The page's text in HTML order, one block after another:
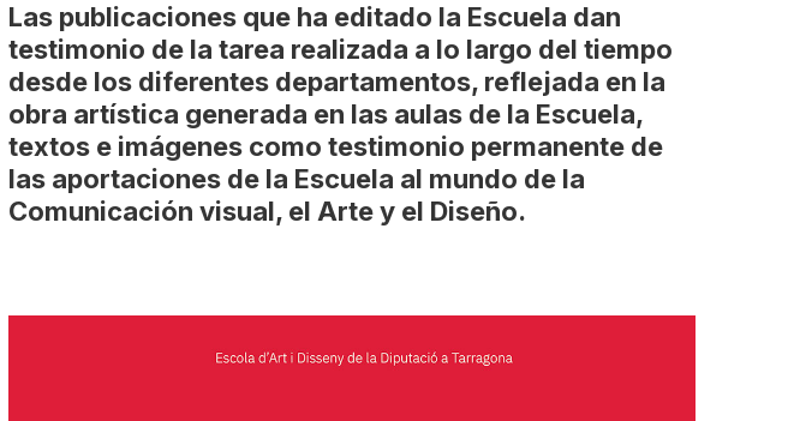
Las publicaciones que ha editado la Escuela dan
testimonio de la tarea realizada a lo largo del tiempo
desde los diferentes departamentos, reflejada en la
obra artística generada en las aulas de la Escuela,
textos e imágenes como testimonio permanente de
las aportaciones de la Escuela al mundo de la
Comunicación visual, el Arte y el Diseño.